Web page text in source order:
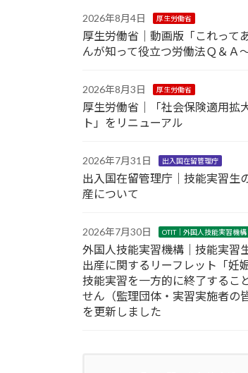
2026年8月4日 厚生労働省
厚生労働省｜動画版「これって
んが知って役立つ労働法Ｑ＆Ａ～
2026年8月3日 厚生労働省
厚生労働省｜「社会保険適用拡
ト」をリニューアル
2026年7月31日 出入国在留管理庁
出入国在留管理庁｜技能実習生
産について
2026年7月30日 OTIT｜外国人技能実習機構
外国人技能実習機構｜技能実習
出産に関するリーフレット「妊
技能実習を一方的に終了するこ
せん（監理団体・実習実施者の
を更新しました